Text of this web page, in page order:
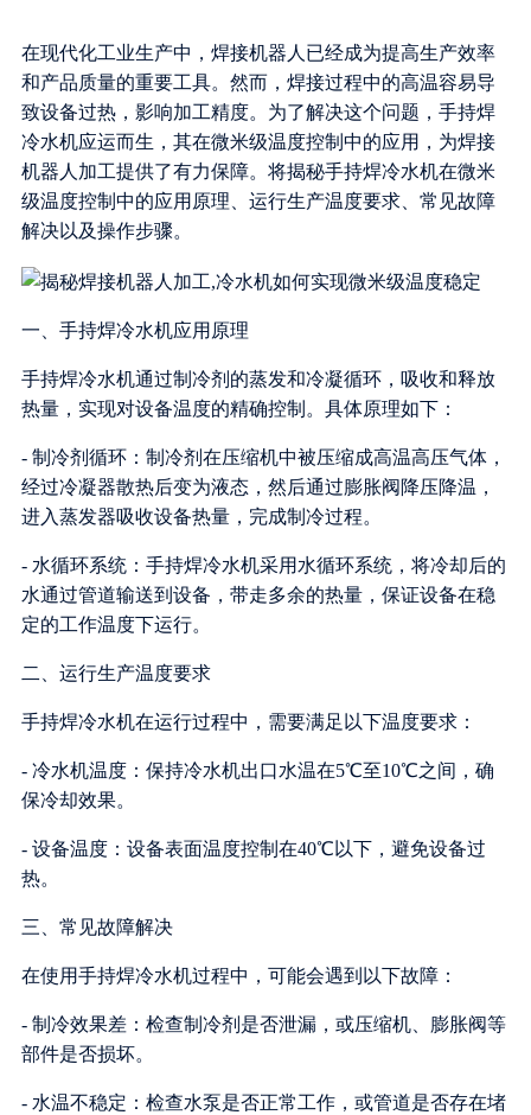
在现代化工业生产中，焊接机器人已经成为提高生产效率
和产品质量的重要工具。然而，焊接过程中的高温容易导
致设备过热，影响加工精度。为了解决这个问题，手持焊
冷水机应运而生，其在微米级温度控制中的应用，为焊接
机器人加工提供了有力保障。将揭秘手持焊冷水机在微米
级温度控制中的应用原理、运行生产温度要求、常见故障
解决以及操作步骤。
一、手持焊冷水机应用原理
手持焊冷水机通过制冷剂的蒸发和冷凝循环，吸收和释放
热量，实现对设备温度的精确控制。具体原理如下：
- 制冷剂循环：制冷剂在压缩机中被压缩成高温高压气体，
经过冷凝器散热后变为液态，然后通过膨胀阀降压降温，
进入蒸发器吸收设备热量，完成制冷过程。
- 水循环系统：手持焊冷水机采用水循环系统，将冷却后的
水通过管道输送到设备，带走多余的热量，保证设备在稳
定的工作温度下运行。
二、运行生产温度要求
手持焊冷水机在运行过程中，需要满足以下温度要求：
- 冷水机温度：保持冷水机出口水温在5℃至10℃之间，确
保冷却效果。
- 设备温度：设备表面温度控制在40℃以下，避免设备过
热。
三、常见故障解决
在使用手持焊冷水机过程中，可能会遇到以下故障：
- 制冷效果差：检查制冷剂是否泄漏，或压缩机、膨胀阀等
部件是否损坏。
- 水温不稳定：检查水泵是否正常工作，或管道是否存在堵